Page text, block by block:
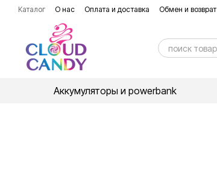
Перейти к основному контенту
Каталог О нас Оплата и доставка Обмен и возврат
Аккумуляторы и powerbank